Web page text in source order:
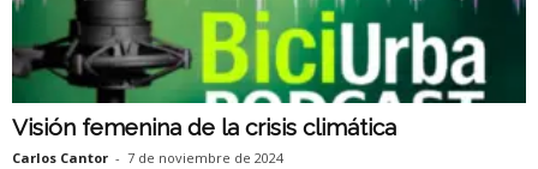
Visión femenina de la crisis climática
Carlos Cantor - 7 de noviembre de 2024